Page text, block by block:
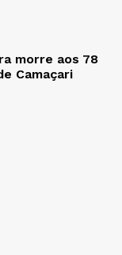
morre aos 78
Camaçari